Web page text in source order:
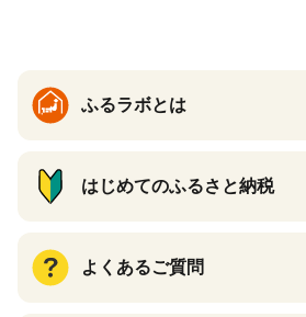
ふるラボとは
はじめてのふるさと納税
よくあるご質問